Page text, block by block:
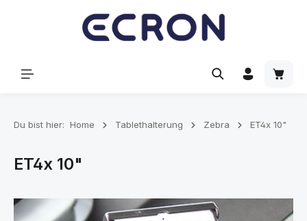
Du bist hier: Home Tablethalterung Zebra ET4x 10"
ET4x 10"